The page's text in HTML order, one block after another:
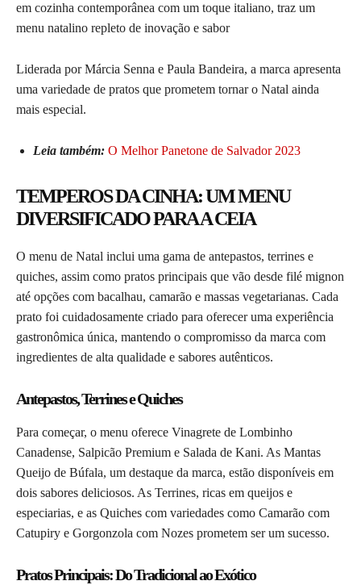
em cozinha contemporânea com um toque italiano, traz um
menu natalino repleto de inovação e sabor
Liderada por Márcia Senna e Paula Bandeira, a marca apresenta
uma variedade de pratos que prometem tornar o Natal ainda
mais especial.
Leia também: O Melhor Panetone de Salvador 2023
TEMPEROS DA CINHA: UM MENU
DIVERSIFICADO PARA A CEIA
O menu de Natal inclui uma gama de antepastos, terrines e
quiches, assim como pratos principais que vão desde filé mignon
até opções com bacalhau, camarão e massas vegetarianas. Cada
prato foi cuidadosamente criado para oferecer uma experiência
gastronômica única, mantendo o compromisso da marca com
ingredientes de alta qualidade e sabores autênticos.
Antepastos, Terrines e Quiches
Para começar, o menu oferece Vinagrete de Lombinho
Canadense, Salpicão Premium e Salada de Kani. As Mantas
Queijo de Búfala, um destaque da marca, estão disponíveis em
dois sabores deliciosos. As Terrines, ricas em queijos e
especiarias, e as Quiches com variedades como Camarão com
Catupiry e Gorgonzola com Nozes prometem ser um sucesso.
Pratos Principais: Do Tradicional ao Exótico